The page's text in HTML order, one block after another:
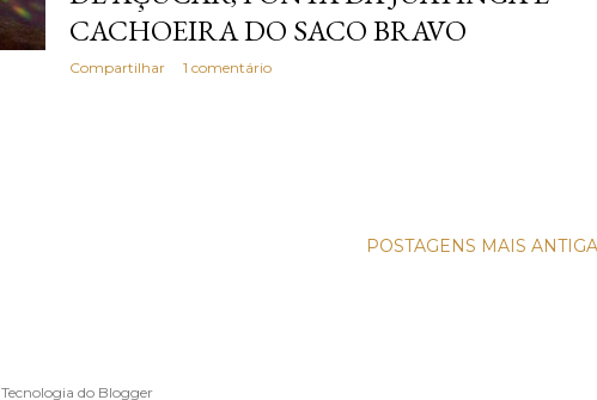
CACHOEIRA DO SACO BRAVO
Compartilhar 1 comentário
POSTAGENS MAIS
Tecnologia do Blogger